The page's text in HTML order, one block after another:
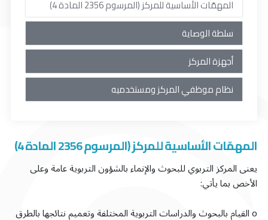
المهمّات الأساسية للمركز (المرسوم 2356 المادة 4)
يعنى المركز التربوي للبحوث والإنماء بالشؤون التربوية عامة وعلى
الأخص بما يأتي:
o القيام بالبحوث والدراسات التربوية المختلفة وتعميم نتائجها بالطرق
المهمّات الأساسية للمركز (المرسوم 2356 المادة 4)
سلطة الوصاية
أجهزة المركز
نظام موظفي المركز ومستخدميه